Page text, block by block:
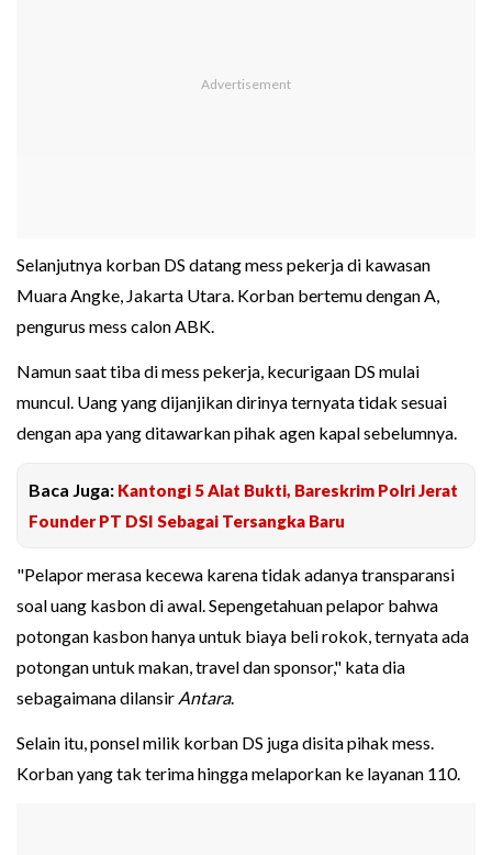
Selanjutnya korban DS datang mess pekerja di kawasan
Muara Angke, Jakarta Utara. Korban bertemu dengan A,
pengurus mess calon ABK.
Namun saat tiba di mess pekerja, kecurigaan DS mulai
muncul. Uang yang dijanjikan dirinya ternyata tidak sesuai
dengan apa yang ditawarkan pihak agen kapal sebelumnya.
Baca Juga: Kantongi 5 Alat Bukti, Bareskrim Polri Jerat
Founder PT DSI Sebagai Tersangka Baru
"Pelapor merasa kecewa karena tidak adanya transparansi
soal uang kasbon di awal. Sepengetahuan pelapor bahwa
potongan kasbon hanya untuk biaya beli rokok, ternyata ada
potongan untuk makan, travel dan sponsor," kata dia
sebagaimana dilansir Antara.
Selain itu, ponsel milik korban DS juga disita pihak mess.
Korban yang tak terima hingga melaporkan ke layanan 110.